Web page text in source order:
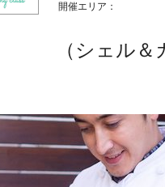
開催エリア：
（シェル